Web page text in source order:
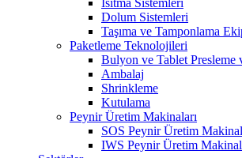
Isıtma Sistemleri
Dolum Sistemleri
Taşıma ve Tamponlama
Paketleme Teknolojileri
Bulyon ve Tablet Presleme
Ambalaj
Shrinkleme
Kutulama
Peynir Üretim Makinaları
SOS Peynir Üretim
IWS Peynir Üretim